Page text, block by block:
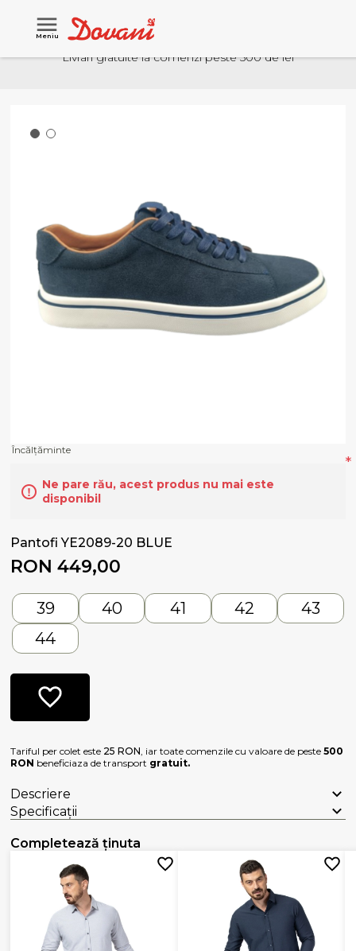
Meniu
Livrari gratuite la comenzi peste 500 de lei
Încălțăminte
Ne pare rău, acest produs nu mai este
disponibil
Pantofi YE2089-20 BLUE
RON 449,00
*
39 40 41 42
43
44
Tariful per colet este 25 RON , iar toate comenzile cu valoare de peste500
RON beneficiaza de transport gratuit.
Descriere
Specificații
Completează ținuta